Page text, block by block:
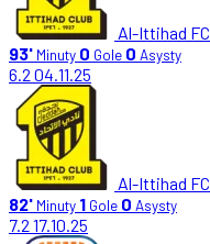
Al-Ittihad FC
93' Minuty 0 Gole 0 Asysty
6.2 04.11.25
Al-Ittihad FC
82' Minuty 1 Gole 0 Asysty
7.2 17.10.25